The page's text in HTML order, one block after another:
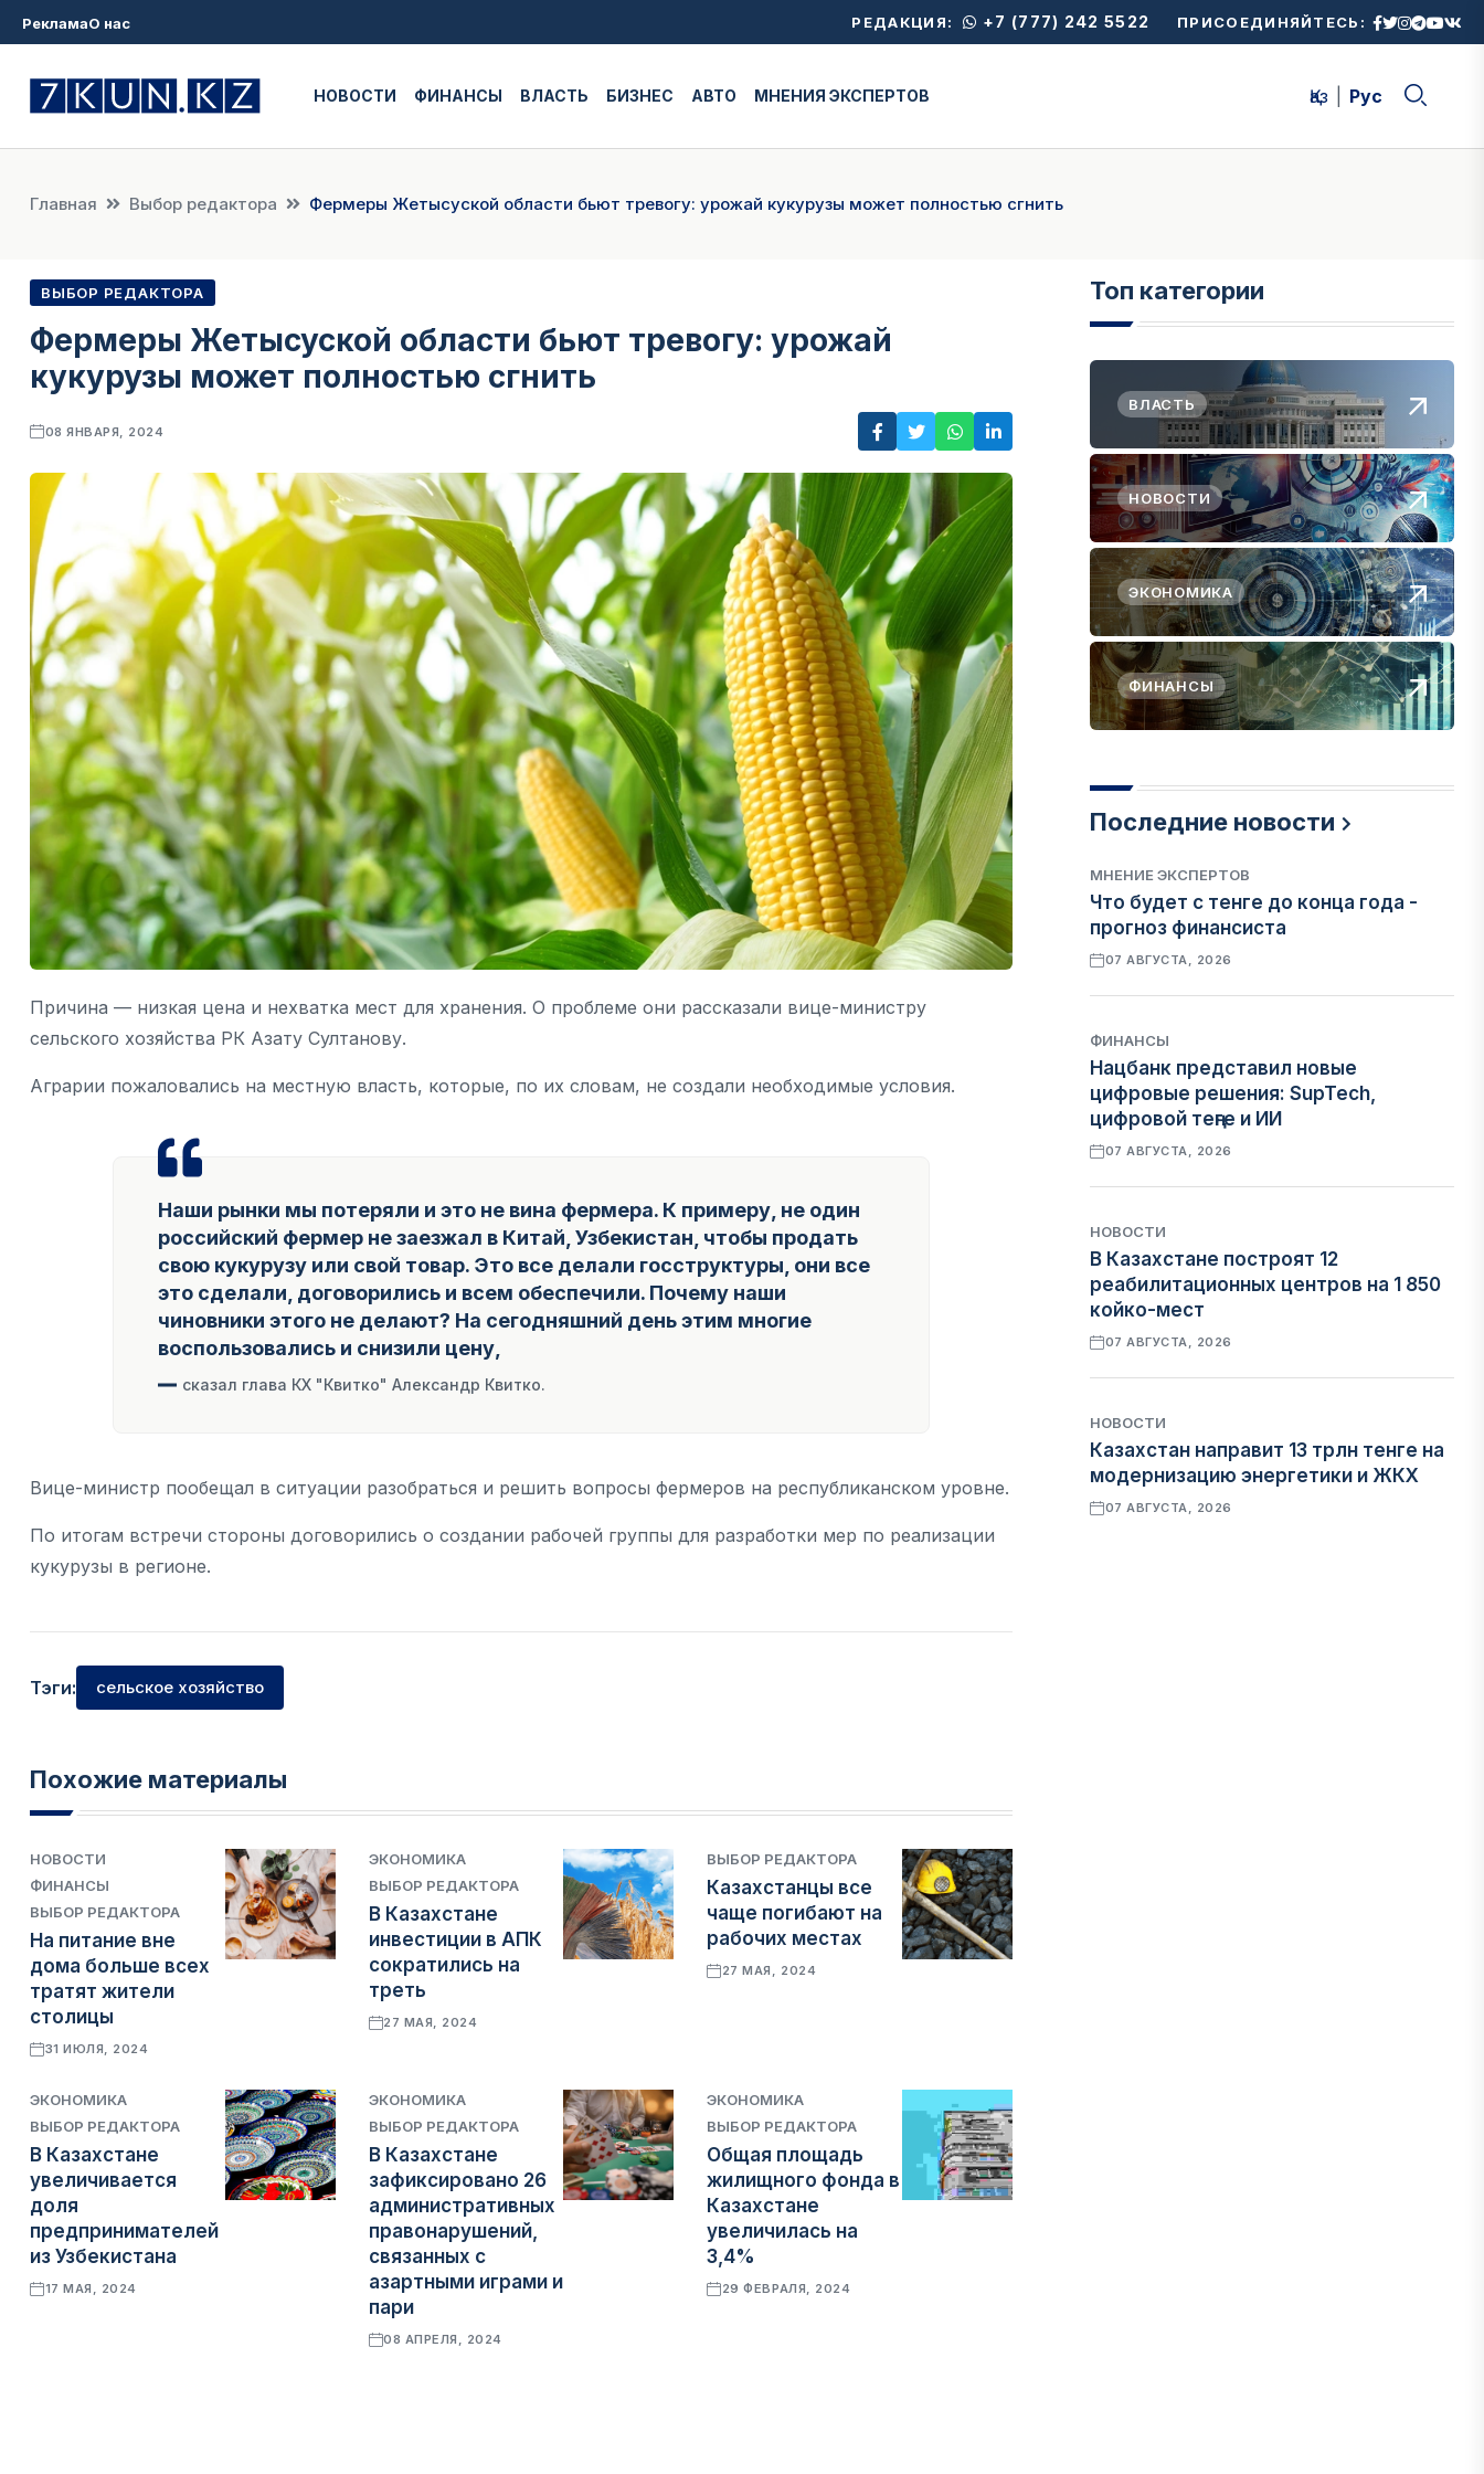
РекламаО нас РЕДАКЦИЯ: +7 (777) 242 5522 ПРИСОЕДИНЯЙТЕСЬ:
НОВОСТИ ФИНАНСЫ ВЛАСТЬ БИЗНЕС АВТО МНЕНИЯ ЭКСПЕРТОВ Қаз Рус
Главная Выбор редактора Фермеры Жетысуской области бьют тревогу: урожай кукурузы может полностью сгнить
ВЫБОР РЕДАКТОРА
Фермеры Жетысуской области бьют тревогу: урожай
кукурузы может полностью сгнить
08 ЯНВАРЯ, 2024
Причина — низкая цена и нехватка мест для хранения. О проблеме они рассказали вице-министру
сельского хозяйства РК Азату Султанову.
Аграрии пожаловались на местную власть, которые, по их словам, не создали необходимые условия.
Наши рынки мы потеряли и это не вина фермера. К примеру, не один
российский фермер не заезжал в Китай, Узбекистан, чтобы продать
свою кукурузу или свой товар. Это все делали госструктуры, они все
это сделали, договорились и всем обеспечили. Почему наши
чиновники этого не делают? На сегодняшний день этим многие
воспользовались и снизили цену,
сказал глава КХ "Квитко" Александр Квитко.
Вице-министр пообещал в ситуации разобраться и решить вопросы фермеров на республиканском уровне.
По итогам встречи стороны договорились о создании рабочей группы для разработки мер по реализации
кукурузы в регионе.
Тэги: сельское хозяйство
Похожие материалы
НОВОСТИ
ФИНАНСЫ
ВЫБОР РЕДАКТОРА
На питание вне
дома больше всех
тратят жители
столицы
31 ИЮЛЯ, 2024
ЭКОНОМИКА
ВЫБОР РЕДАКТОРА
В Казахстане
инвестиции в АПК
сократились на
треть
27 МАЯ, 2024
ВЫБОР РЕДАКТОРА
Казахстанцы все
чаще погибают на
рабочих местах
27 МАЯ, 2024
ЭКОНОМИКА
ВЫБОР РЕДАКТОРА
В Казахстане
увеличивается
доля
предпринимателей
из Узбекистана
17 МАЯ, 2024
ЭКОНОМИКА
ВЫБОР РЕДАКТОРА
В Казахстане
зафиксировано 26
административных
правонарушений,
связанных с
азартными играми и
пари
08 АПРЕЛЯ, 2024
ЭКОНОМИКА
ВЫБОР РЕДАКТОРА
Общая площадь
жилищного фонда в
Казахстане
увеличилась на
3,4%
29 ФЕВРАЛЯ, 2024
Топ категории
ВЛАСТЬ
НОВОСТИ
ЭКОНОМИКА
ФИНАНСЫ
Последние новости
МНЕНИЕ ЭКСПЕРТОВ
Что будет с тенге до конца года -
прогноз финансиста
07 АВГУСТА, 2026
ФИНАНСЫ
Нацбанк представил новые
цифровые решения: SupTech,
цифровой теңге и ИИ
07 АВГУСТА, 2026
НОВОСТИ
В Казахстане построят 12
реабилитационных центров на 1 850
койко-мест
07 АВГУСТА, 2026
НОВОСТИ
Казахстан направит 13 трлн тенге на
модернизацию энергетики и ЖКХ
07 АВГУСТА, 2026